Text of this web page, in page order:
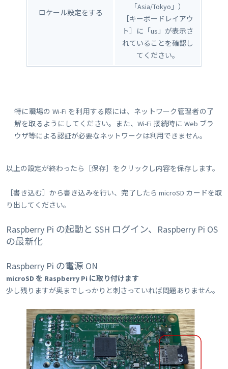
ロケール設定をする
「Asia/Tokyo」）
［キーボードレイアウ
ト］に「us」が表示さ
れていることを確認し
てください。
特に職場の Wi-Fi を利用する際には、ネットワーク管理者の了
解を取るようにしてください。また、Wi-Fi 接続時に Web ブラ
ウザ等による認証が必要なネットワークは利用できません。
以上の設定が終わったら［保存］をクリックし内容を保存します。
［書き込む］から書き込みを行い、完了したら microSD カードを取
り出してください。
Raspberry Pi の起動と SSH ログイン、Raspberry Pi OS
の最新化
Raspberry Pi の電源 ON
microSD を Raspberry Pi に取り付けます
少し残りますが奥までしっかりと刺さっていれば問題ありません。